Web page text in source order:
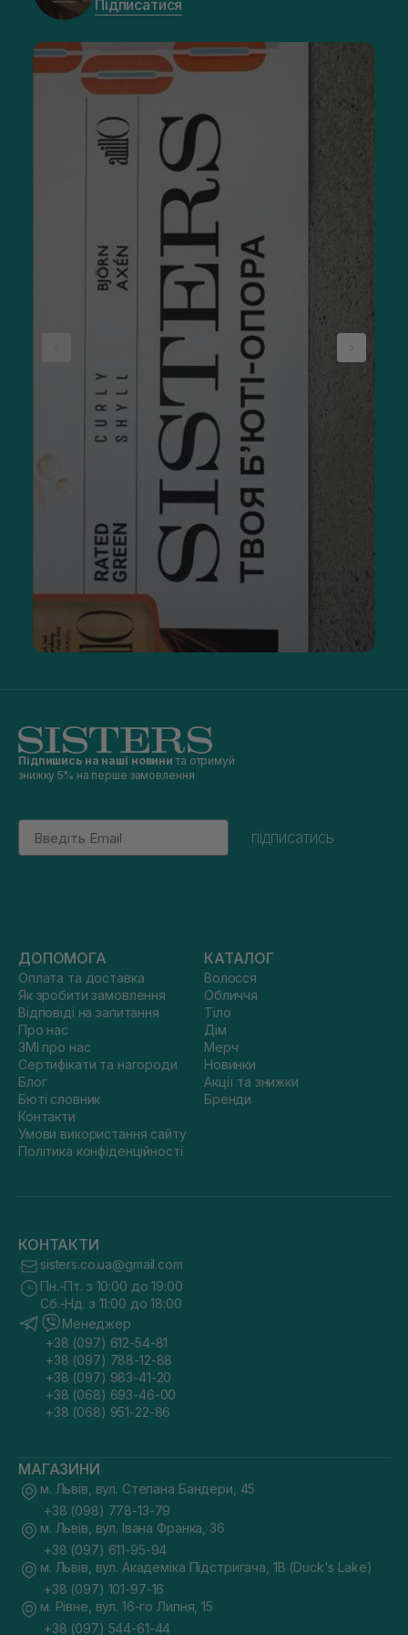
Підписатися
Підпишись на наші новини та отримуй
знижку 5% на перше замовлення
Email
підписатись
ДОПОМОГА
Оплата та доставка
Як зробити замовлення
Відповіді на запитання
Про нас
ЗМІ про нас
Сертифікати та нагороди
Блог
Бюті словник
Контакти
Умови використання сайту
Політика конфіденційності
КАТАЛОГ
Волосся
Обличчя
Тіло
Дім
Мерч
Новинки
Акції та знижки
Бренди
КОНТАКТИ
sisters.co.ua@gmail.com
Пн.-Пт. з 10:00 до 19:00
Сб.-Нд. з 11:00 до 18:00
Менеджер
+38 (097) 612-54-81
+38 (097) 788-12-88
+38 (097) 983-41-20
+38 (068) 693-46-00
+38 (068) 951-22-86
МАГАЗИНИ
м. Львів, вул. Степана Бандери, 45
+38 (098) 778-13-79
м. Львів, вул. Івана Франка, 36
+38 (097) 611-95-94
м. Львів, вул. Академіка Підстригача, 1В (Duck's Lake)
+38 (097) 101-97-16
м. Рівне, вул. 16-го Липня, 15
+38 (097) 544-61-44